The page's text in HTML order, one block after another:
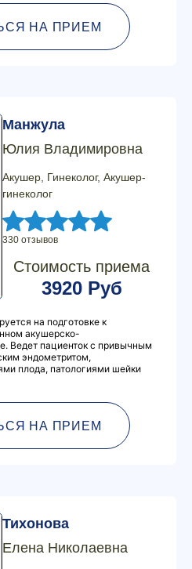
НА ПРИЕМ
Манжула
Юлия Владимировна
Акушер, Гинеколог, Акушер-
гинеколог
330 отзывов
Стоимость приема
3920 Руб
на подготовке к
акушерско-
Ведет пациенток с привычным
эндометритом,
плода, патологиями шейки
НА ПРИЕМ
Тихонова
Елена Николаевна